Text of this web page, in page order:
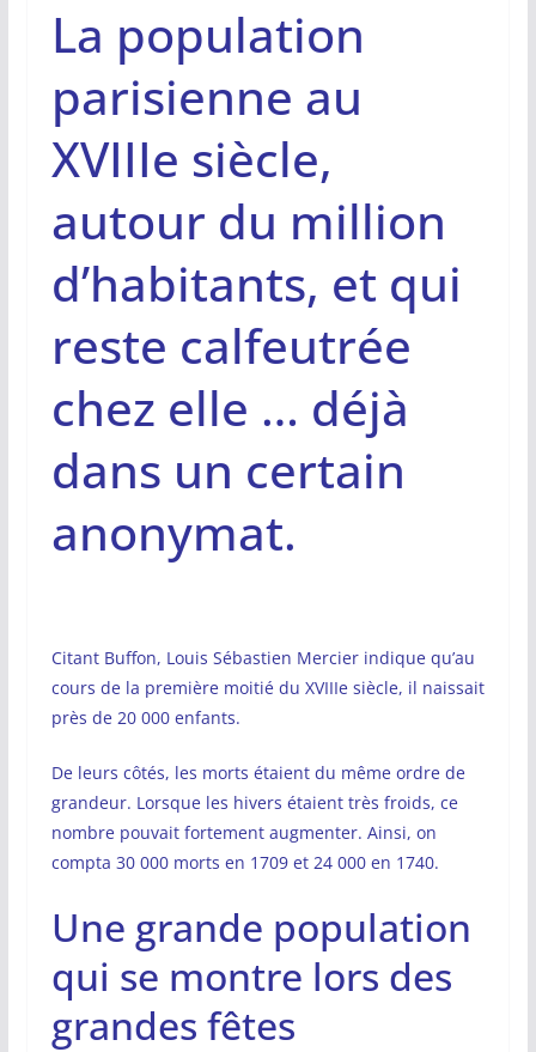
La population
parisienne au
XVIIIe siècle,
autour du million
d’habitants, et qui
reste calfeutrée
chez elle … déjà
dans un certain
anonymat.
Citant Buffon, Louis Sébastien Mercier indique qu’au
cours de la première moitié du XVIIIe siècle, il naissait
près de 20 000 enfants.
De leurs côtés, les morts étaient du même ordre de
grandeur. Lorsque les hivers étaient très froids, ce
nombre pouvait fortement augmenter. Ainsi, on
compta 30 000 morts en 1709 et 24 000 en 1740.
Une grande population
qui se montre lors des
grandes fêtes